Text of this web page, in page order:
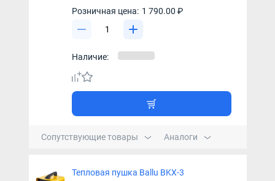
Розничная цена: 1 790.00 ₽
Наличие:
Сопутствующие товары Аналоги
Тепловая пушка Ballu BKX-3